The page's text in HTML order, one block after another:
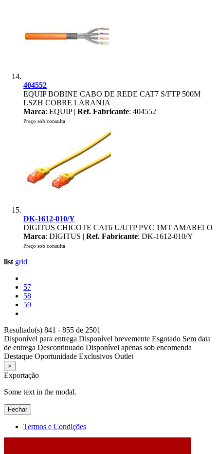
404552
EQUIP BOBINE CABO DE REDE CAT7 S/FTP 500M
LSZH COBRE LARANJA
Marca: EQUIP | Ref. Fabricante: 404552
Preço sob consulta
DK-1612-010/Y
DIGITUS CHICOTE CAT6 U/UTP PVC 1MT AMARELO
Marca: DIGITUS | Ref. Fabricante: DK-1612-010/Y
Preço sob consulta
list grid
57
58
59
Resultado(s) 841 - 855 de 2501
Disponível para entrega Disponível brevemente Esgotado Sem data
de entrega Descontinuado Disponível apenas sob encomenda
Destaque Oportunidade Exclusivos Outlet
×
Exportação
Some text in the modal.
Fechar
Termos e Condições